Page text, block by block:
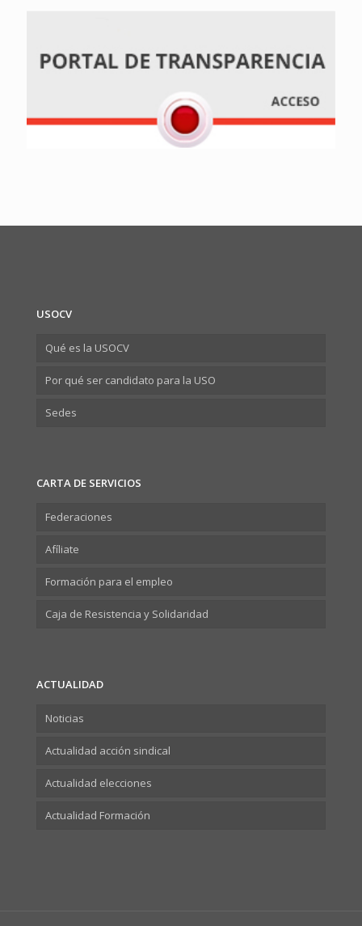
USOCV
Qué es la USOCV
Por qué ser candidato para la USO
Sedes
CARTA DE SERVICIOS
Federaciones
Afíliate
Formación para el empleo
Caja de Resistencia y Solidaridad
ACTUALIDAD
Noticias
Actualidad acción sindical
Actualidad elecciones
Actualidad Formación